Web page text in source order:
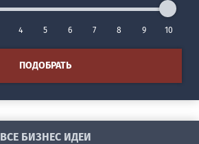
4 5 6 7 8 9 10
ПОДОБРАТЬ
ВСЕ БИЗНЕС ИДЕИ